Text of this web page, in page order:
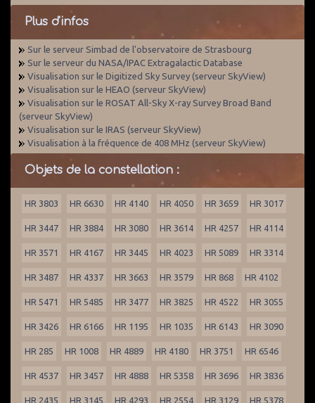
Plus d'infos
Sur le serveur Simbad de l'observatoire de Strasbourg
Sur le serveur du NASA/IPAC Extragalactic Database
Visualisation sur le Digitized Sky Survey (serveur SkyView)
Visualisation sur le HEAO (serveur SkyView)
Visualisation sur le ROSAT All-Sky X-ray Survey Broad Band
(serveur SkyView)
Visualisation sur le IRAS (serveur SkyView)
Visualisation à la fréquence de 408 MHz (serveur SkyView)
Objets de la constellation :
HR 3803 HR 6630 HR 4140 HR 4050 HR 3659 HR 3017
HR 3447 HR 3884 HR 3080 HR 3614 HR 4257 HR 4114
HR 3571 HR 4167 HR 3445 HR 4023 HR 5089 HR 3314
HR 3487 HR 4337 HR 3663 HR 3579 HR 868 HR 4102
HR 5471 HR 5485 HR 3477 HR 3825 HR 4522 HR 3055
HR 3426 HR 6166 HR 1195 HR 1035 HR 6143 HR 3090
HR 285 HR 1008 HR 4889 HR 4180 HR 3751 HR 6546
HR 4537 HR 3457 HR 4888 HR 5358 HR 3696 HR 3836
HR 2435 HR 3145 HR 4293 HR 2554 HR 3129 HR 5378